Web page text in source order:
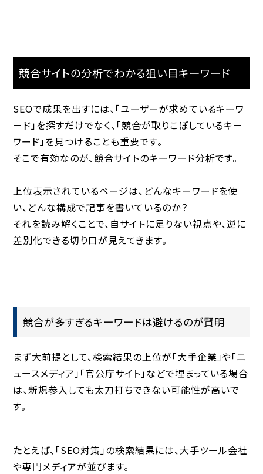
競合サイトの分析でわかる狙い目キーワード
SEOで成果を出すには、「ユーザーが求めているキーワ
ード」を探すだけでなく、「競合が取りこぼしているキー
ワード」を見つけることも重要です。
そこで有効なのが、競合サイトのキーワード分析です。
上位表示されているページは、どんなキーワードを使
い、どんな構成で記事を書いているのか？
それを読み解くことで、 自サイトに足りない視点や、逆に
差別化できる切り口が見えてきます。
競合が多すぎるキーワードは避けるのが賢明
まず大前提として、検索結果の上位が「大手企業」や「ニ
ュースメディア」「官公庁サイト」などで埋まっている場合
は、新規参入しても太刀打ちできない可能性が高いで
す。
たとえば、「SEO対策」の検索結果には、大手ツール会社
や専門メディアが並びます。